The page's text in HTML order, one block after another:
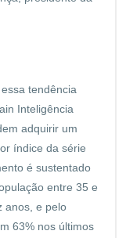
tendência
Inteligência
adquirir um
índice da série
é sustentado
entre 35 e
anos, e pelo
63% nos últimos